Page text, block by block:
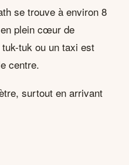
se trouve à environ 8
plein cœur de
tuk ou un taxi est
centre.
surtout en arrivant